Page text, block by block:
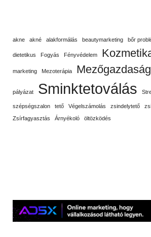
akne akné alakformálás beautymarketing bőr
dietetikus Fogyás Fényvédelem
marketing Mezoterápia Mezőgazdaság
pályázat Sminktetoválás
szépségszalon tető Végelszámolás zsindelytető
Zsírfagyasztás
Árnyékoló öltözködés